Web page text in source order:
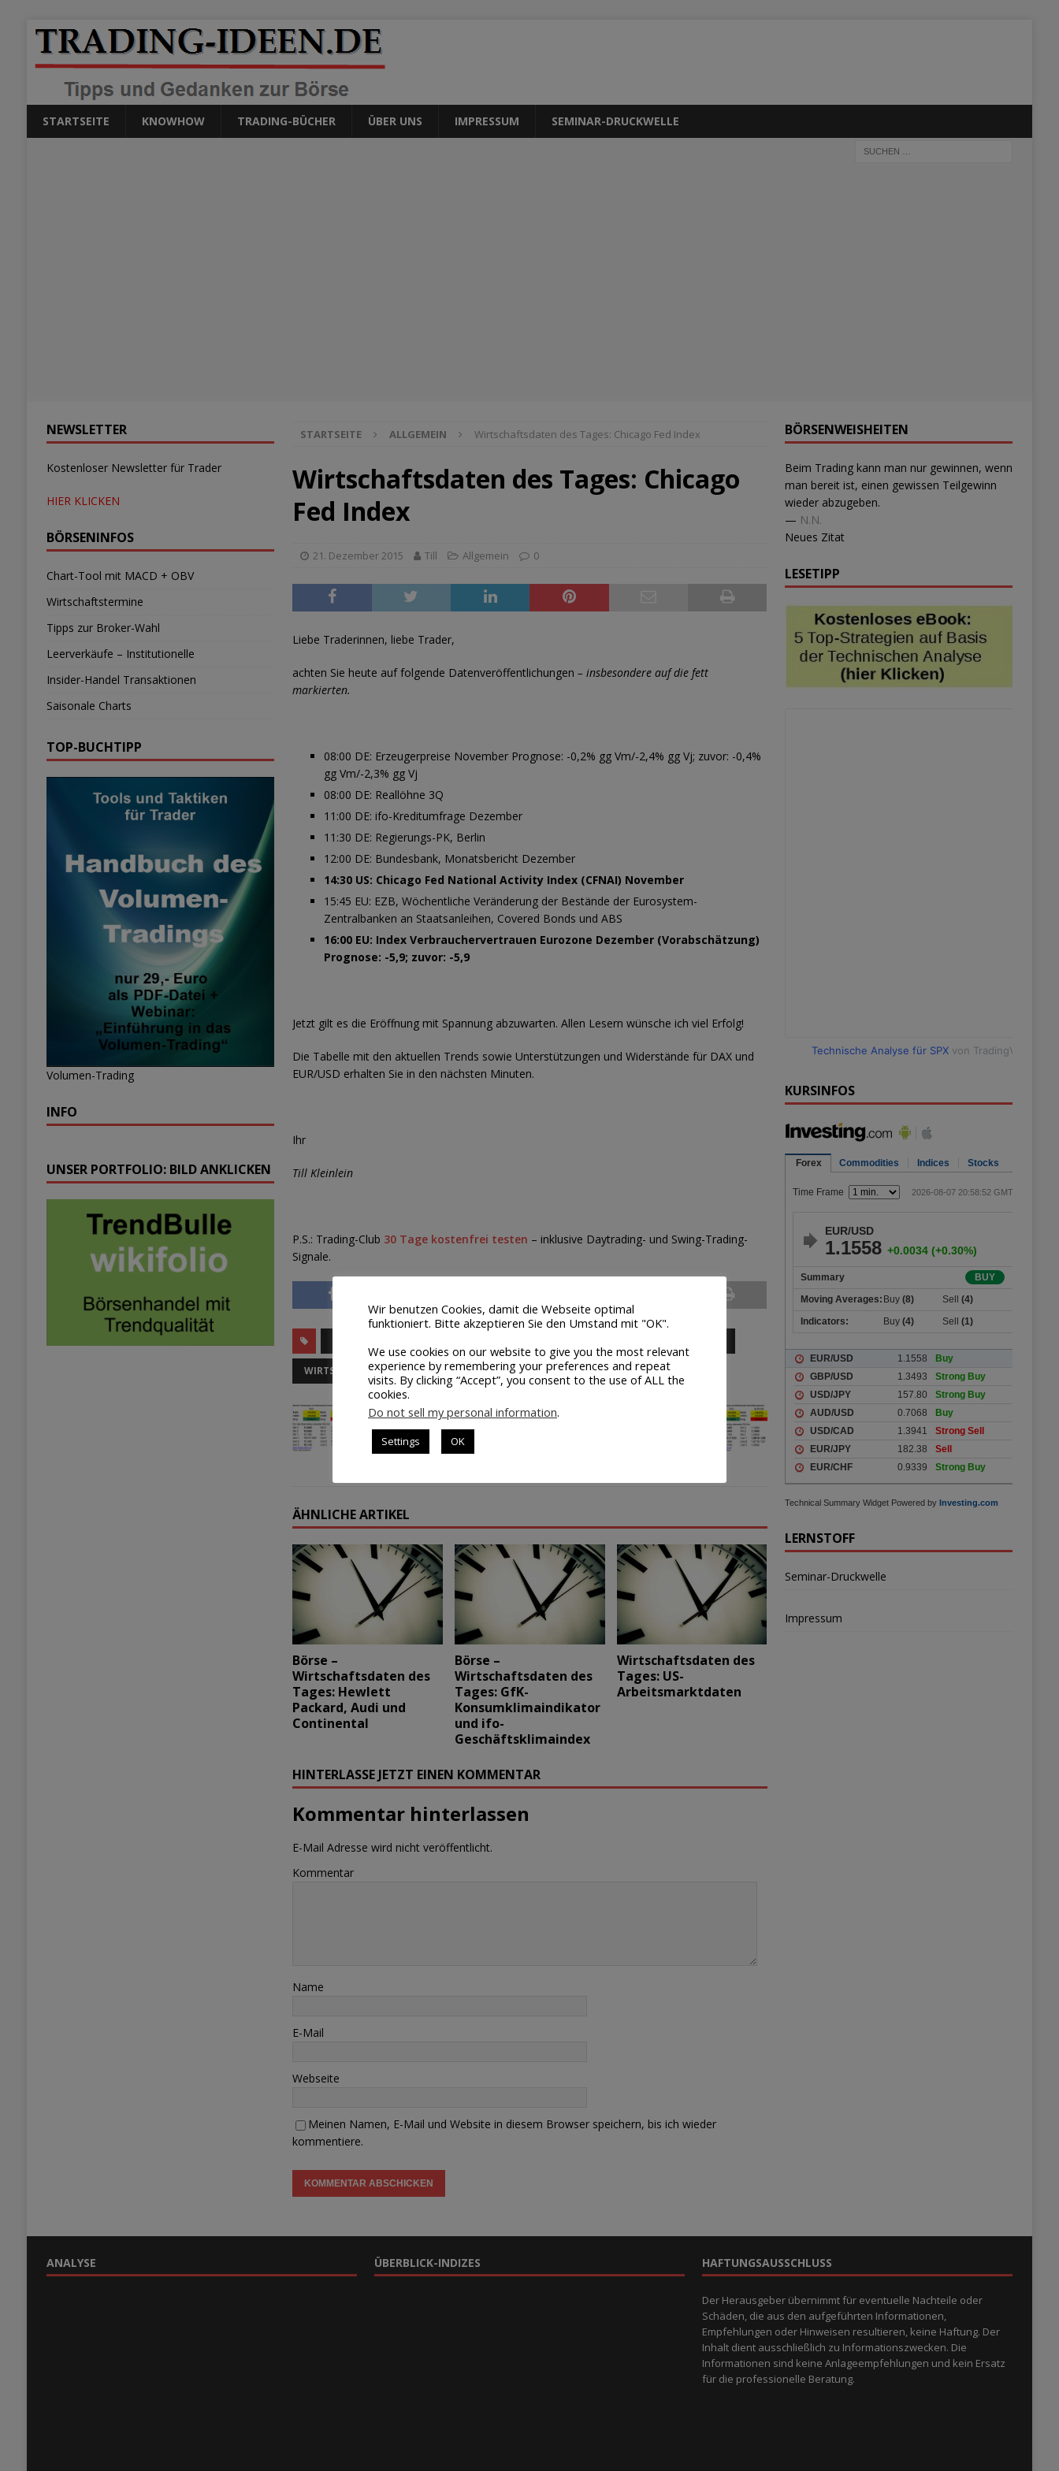
STARTSEITE KNOWHOW TRADING-BÜCHER ÜBER UNS IMPRESSUM SEMINAR-DRUCKWELLE
STARTSEITE ALLGEMEIN Wirtschaftsdaten des Tages: Chicago Fed Index
Wirtschaftsdaten des Tages: Chicago
Fed Index
21. Dezember 2015 Till Allgemein 0
Liebe Traderinnen, liebe Trader,
achten Sie heute auf folgende Datenveröffentlichungen– insbesondere auf die fett
markierten.
08:00 DE: Erzeugerpreise November Prognose: -0,2% gg Vm/-2,4% gg Vj; zuvor: -0,4%
gg Vm/-2,3% gg Vj
08:00 DE: Reallöhne 3Q
11:00 DE: ifo-Kreditumfrage Dezember
11:30 DE: Regierungs-PK, Berlin
12:00 DE: Bundesbank, Monatsbericht Dezember
14:30 US: Chicago Fed National Activity Index (CFNAI) November
15:45 EU: EZB, Wöchentliche Veränderung der Bestände der Eurosystem-
Zentralbanken an Staatsanleihen, Covered Bonds und ABS
16:00 EU: Index Verbrauchervertrauen Eurozone Dezember (Vorabschätzung)
Prognose: -5,9; zuvor: -5,9
Jetzt gilt es die Eröffnung mit Spannung abzuwarten. Allen Lesern wünsche ich viel Erfolg!
Die Tabelle mit den aktuellen Trends sowie Unterstützungen und Widerstände für DAX und
EUR/USD erhalten Sie in den nächsten Minuten.
Ihr
Till Kleinlein
P.S.: Trading-Club 30 Tage kostenfrei testen – inklusive Daytrading- und Swing-Trading-
Signale.
WIRTSCHAFTSDATEN
VORHERIGER
Daytrading: Trendanalyse,
Widerstände/ Unterstützungen
DAX und EUR/USD
ÄHNLICHE ARTIKEL
Börse –
Wirtschaftsdaten des
Tages: Hewlett
Packard, Audi und
Continental
Börse –
Wirtschaftsdaten des
Tages: GfK-
Konsumklimaindikator
und ifo-
Geschäftsklimaindex
Wirtschaftsdaten des
Tages: US-
Arbeitsmarktdaten
HINTERLASSE JETZT EINEN KOMMENTAR
Kommentar hinterlassen
E-Mail Adresse wird nicht veröffentlicht.
Kommentar
Name
E-Mail
Webseite
Meinen Namen, E-Mail und Website in diesem Browser speichern, bis ich wieder
kommentiere.
NEWSLETTER
Kostenloser Newsletter für Trader
HIER KLICKEN
BÖRSENINFOS
Chart-Tool mit MACD + OBV
Wirtschaftstermine
Tipps zur Broker-Wahl
Leerverkäufe – Institutionelle
Insider-Handel Transaktionen
Saisonale Charts
TOP-BUCHTIPP
Volumen-Trading
INFO
UNSER PORTFOLIO: BILD ANKLICKEN
BÖRSENWEISHEITEN
Beim Trading kann man nur gewinnen, wenn
man bereit ist, einen gewissen Teilgewinn
wieder abzugeben.
— N.N.
Neues Zitat
LESETIPP
Technische Analyse für SPXvon TradingView
KURSINFOS
Technical Summary Widget Powered by Investing.com
LERNSTOFF
Seminar-Druckwelle
Impressum
ANALYSE ÜBERBLICK-INDIZES HAFTUNGSAUSSCHLUSS
Der Herausgeber übernimmt für eventuelle Nachteile oder
Schäden, die aus den aufgeführten Informationen,
Empfehlungen oder Hinweisen resultieren, keine Haftung. Der
Inhalt dient ausschließlich zu Informationszwecken. Die
Informationen sind keine Anlageempfehlungen und kein Ersatz
für die professionelle Beratung.
Wir benutzen Cookies, damit die Webseite optimal
funktioniert. Bitte akzeptieren Sie den Umstand mit "OK".
We use cookies on our website to give you the most relevant
experience by remembering your preferences and repeat
visits. By clicking “Accept”, you consent to the use of ALL the
cookies.
Do not sell my personal information.
Settings OK